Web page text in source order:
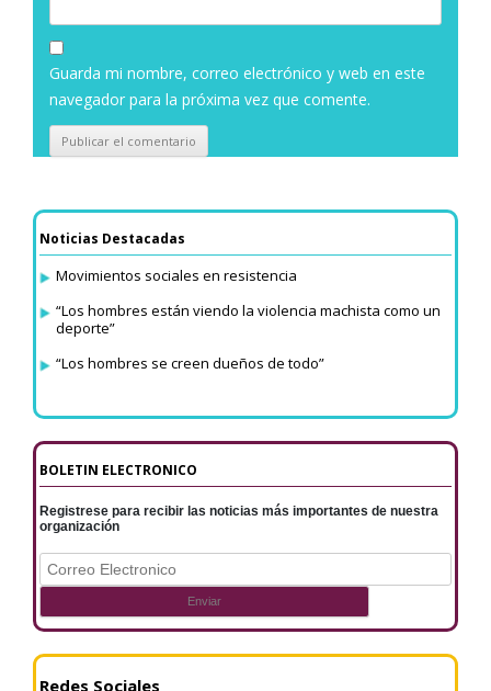
Guarda mi nombre, correo electrónico y web en este
navegador para la próxima vez que comente.
Noticias Destacadas
Movimientos sociales en resistencia
“Los hombres están viendo la violencia machista como un
deporte”
“Los hombres se creen dueños de todo”
BOLETIN ELECTRONICO
Registrese para recibir las noticias más importantes de nuestra
organización
Redes Sociales